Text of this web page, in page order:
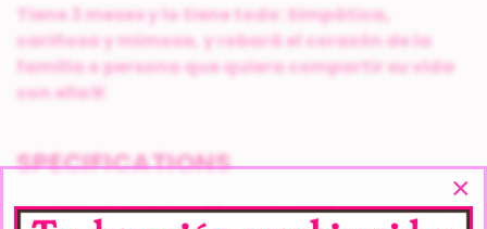
Tiene 3 meses y lo tiene todo: Simpática,
cariñosa y mimosa, y robará el corazón de la
familia o persona que quiera compartir su vida
con ella💟
SPECIFICATIONS
Nacimiento:Martes, 05 Agosto 2025
×